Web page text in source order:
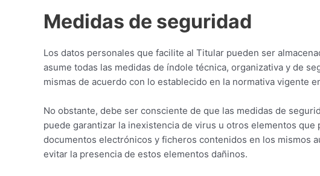
Medidas de seguridad
Los datos personales que facilite al Titular pueden ser
asume todas las medidas de índole técnica, organizativa y de
mismas de acuerdo con lo establecido en la normativa vigente
No obstante, debe ser consciente de que las medidas de
puede garantizar la inexistencia de virus u otros elementos
documentos electrónicos y ficheros contenidos en los mismos
evitar la presencia de estos elementos dañinos.